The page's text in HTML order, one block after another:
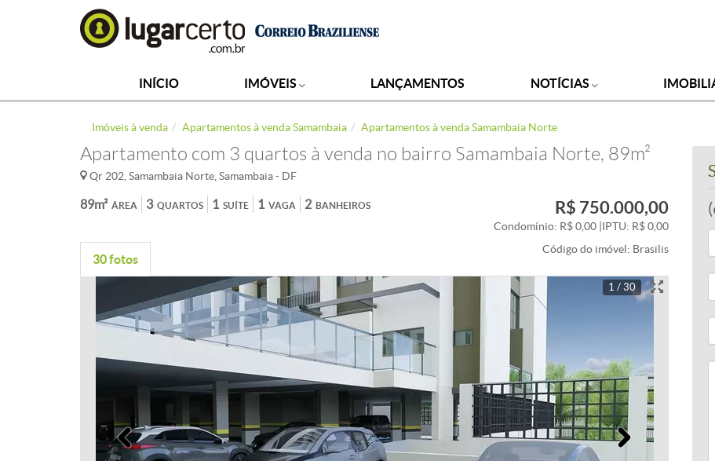
INÍCIO IMÓVEIS LANÇAMENTOS NOTÍCIAS
Imóveis à venda Apartamentos à venda Samambaia Apartamentos à venda Samambaia Norte
Apartamento com 3 quartos à venda no bairro Samambaia Norte, 89m²
Qr 202, Samambaia Norte, Samambaia - DF
ÁREA
89m² QUARTOS
3 SUÍTE
1 VAGA
1 BANHEIROS
2 R$ 750.000,00
Condomínio: R$ 0,00 IPTU: R$ 0,00
30 fotos
Código do imóvel: Brasilis
1 / 30
Anterior Próximo